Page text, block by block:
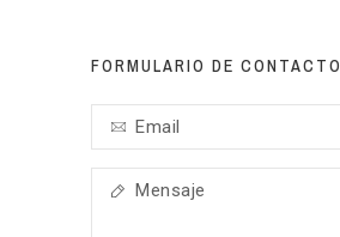
FORMULARIO DE CONTACTO